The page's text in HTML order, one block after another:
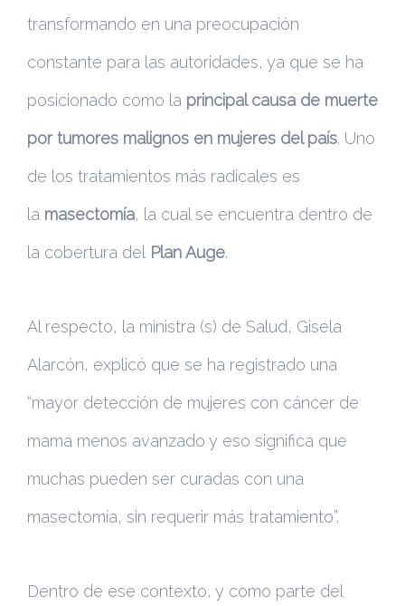
transformando en una preocupación
constante para las autoridades, ya que se ha
posicionado como la principal causa de muerte
por tumores malignos en mujeres del país. Uno
de los tratamientos más radicales es
la masectomía, la cual se encuentra dentro de
la cobertura del Plan Auge.
Al respecto, la ministra (s) de Salud, Gisela
Alarcón, explicó que se ha registrado una
“mayor detección de mujeres con cáncer de
mama menos avanzado y eso significa que
muchas pueden ser curadas con una
masectomía, sin requerir más tratamiento”.
Dentro de ese contexto, y como parte del